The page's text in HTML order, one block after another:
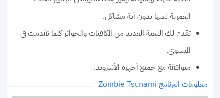
العمرية لعبها بدون أية مشاكل.
تقدم لك اللعبة العديد من المكافئات والجوائز كلما تقدمت في
المستوي.
متوافقة مع جميع أجهزة الأندرويد.
معلومات البرنامج Zombie Tsunami